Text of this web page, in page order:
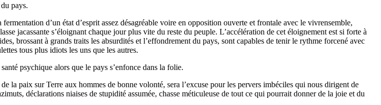
pays.
d’un état d’esprit assez désagréable voire en opposition ouverte et frontale avec le vivrensemble,
jacassante s’éloignant chaque jour plus vite du reste du peuple. L’accélération de cet éloignement est si forte à
brossant à grands traits les absurdités et l’effondrement du pays, sont capables de tenir le rythme forcené avec
tous plus idiots les uns que les autres.
psychique alors que le pays s’enfonce dans la folie.
la paix sur Terre aux hommes de bonne volonté, sera l’excuse pour les pervers imbéciles qui nous dirigent de
déclarations niaises de stupidité assumée, chasse méticuleuse de tout ce qui pourrait donner de la joie et du